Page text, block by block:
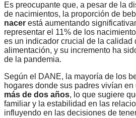
Es preocupante que, a pesar de la
de nacimientos, la proporción de
nacer está aumentando
representar el 11% de los
es un indicador crucial de la calidad
alimentación, y su incremento ha
de la pandemia.
Según el DANE, la mayoría de los
hogares donde sus padres vivían en
más de dos años, lo que sugiere
familiar y la estabilidad en las
influyendo en las decisiones de